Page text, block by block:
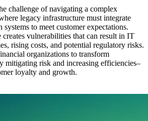
challenge of navigating a complex
legacy infrastructure must integrate
to meet customer expectations.
creates vulnerabilities that can result in IT
rising costs, and potential regulatory risks.
organizations to transform
mitigating risk and increasing efficiencies–
loyalty and growth.